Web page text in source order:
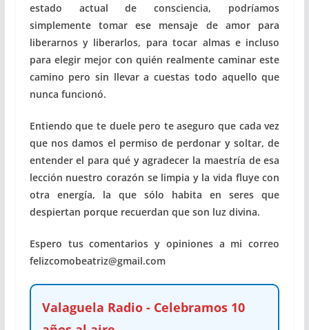
estado actual de consciencia, podríamos
simplemente tomar ese mensaje de amor para
liberarnos y liberarlos, para tocar almas e incluso
para elegir mejor con quién realmente caminar este
camino pero sin llevar a cuestas todo aquello que
nunca funcionó.
Entiendo que te duele pero te aseguro que cada vez
que nos damos el permiso de perdonar y soltar, de
entender el para qué y agradecer la maestría de esa
lección nuestro corazón se limpia y la vida fluye con
otra energía, la que sólo habita en seres que
despiertan porque recuerdan que son luz divina.
Espero tus comentarios y opiniones a mi correo
felizcomobeatriz@gmail.com
Valaguela Radio - Celebramos 10